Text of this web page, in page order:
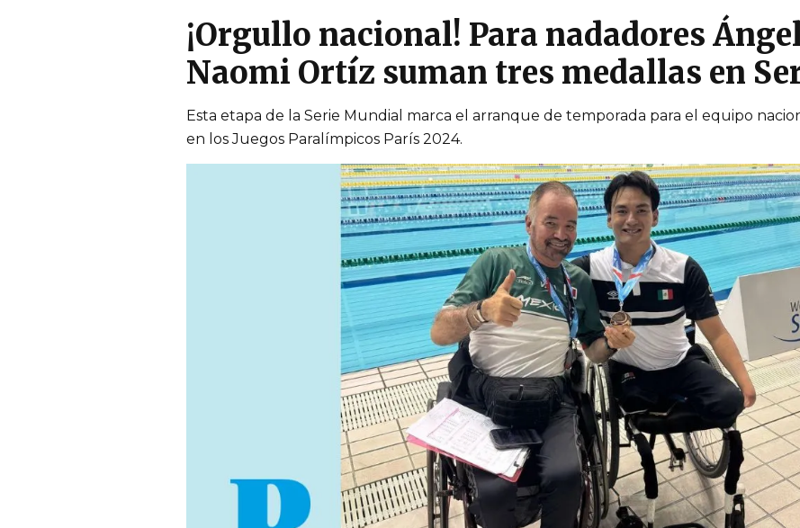
¡Orgullo nacional! Para nadadores
Naomi Ortíz suman tres medallas en
Esta etapa de la Serie Mundial marca el arranque de temporada para el equipo
en los Juegos Paralímpicos París 2024.